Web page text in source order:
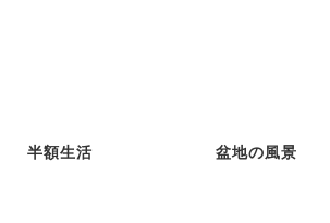
半額生活 盆地の風景